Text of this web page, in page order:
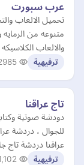
عرب سبورت
تحميل الالعاب
متنوعه من الرمايه
والالعاب
ترفيهية
تاج عراقنا
دودشة صوتية
للجوال ، دردشة
عراقنا دردشة تاج
ترفيهية